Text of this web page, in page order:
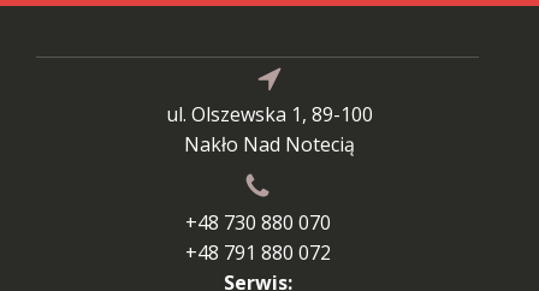
ul. Olszewska 1, 89-100
Nakło Nad Notecią
+48 730 880 070
+48 791 880 072
Serwis: